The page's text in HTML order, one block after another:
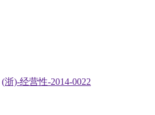
(浙)-经营性-2014-0022